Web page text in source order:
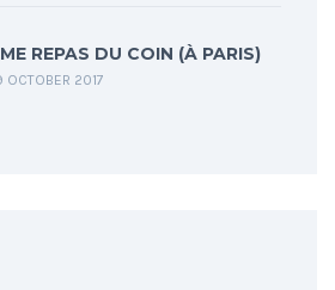
REPAS DU COIN (À PARIS)
OCTOBER 2017